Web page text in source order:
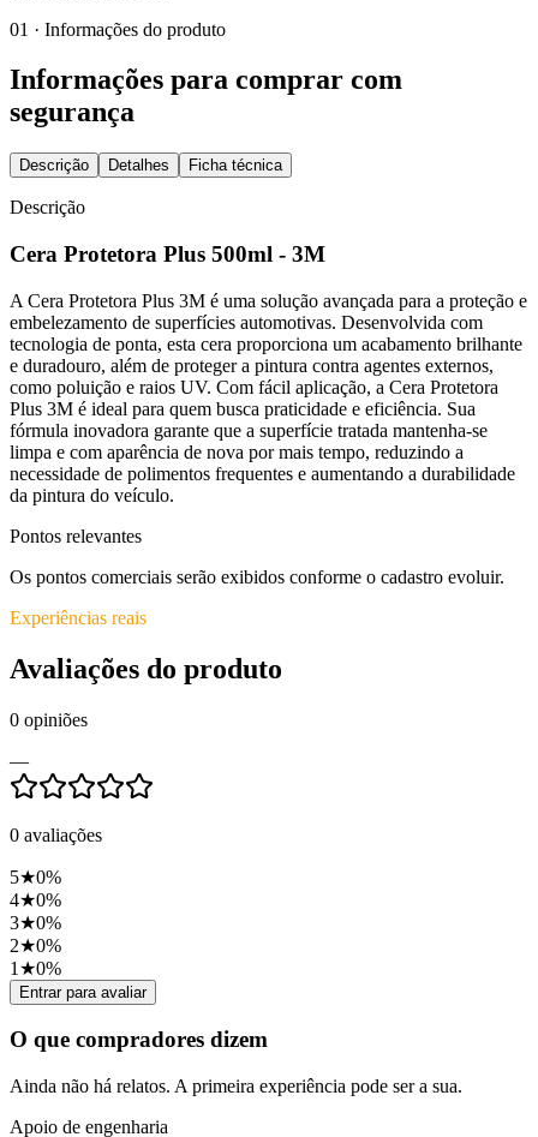
01 · Informações do produto
Informações para comprar com
segurança
Descrição Detalhes Ficha técnica
Descrição
Cera Protetora Plus 500ml - 3M
A Cera Protetora Plus 3M é uma solução avançada para a proteção e
embelezamento de superfícies automotivas. Desenvolvida com
tecnologia de ponta, esta cera proporciona um acabamento brilhante
e duradouro, além de proteger a pintura contra agentes externos,
como poluição e raios UV. Com fácil aplicação, a Cera Protetora
Plus 3M é ideal para quem busca praticidade e eficiência. Sua
fórmula inovadora garante que a superfície tratada mantenha-se
limpa e com aparência de nova por mais tempo, reduzindo a
necessidade de polimentos frequentes e aumentando a durabilidade
da pintura do veículo.
Pontos relevantes
Os pontos comerciais serão exibidos conforme o cadastro evoluir.
Experiências reais
Avaliações do produto
0 opiniões
—
0 avaliações
5★0%
4★0%
3★0%
2★0%
1 ★0%
Entrar para avaliar
O que compradores dizem
Ainda não há relatos. A primeira experiência pode ser a sua.
Apoio de engenharia